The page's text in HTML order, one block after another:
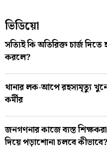
ভিডিয়ো
সত্যিই কি অতিরিক্ত চার্জ
করলে?
থানার লক-আপে রহস্যমৃত্যু
কর্মীর
জনগণনার কাজে ব্যস্ত
দিয়ে পড়াশোনা চলবে কীভাবে?